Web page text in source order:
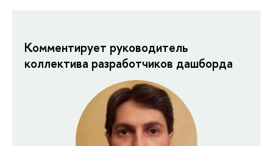
Комментирует руководитель
коллектива разработчиков дашборда